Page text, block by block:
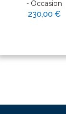
- Occasion
230,00 €